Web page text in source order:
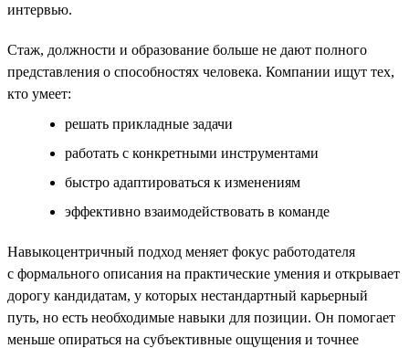
интервью.
Стаж, должности и образование больше не дают полного
представления о способностях человека. Компании ищут тех,
кто умеет:
решать прикладные задачи
работать с конкретными инструментами
быстро адаптироваться к изменениям
эффективно взаимодействовать в команде
Навыкоцентричный подход меняет фокус работодателя
с формального описания на практические умения и открывает
дорогу кандидатам, у которых нестандартный карьерный
путь, но есть необходимые навыки для позиции. Он помогает
меньше опираться на субъективные ощущения и точнее